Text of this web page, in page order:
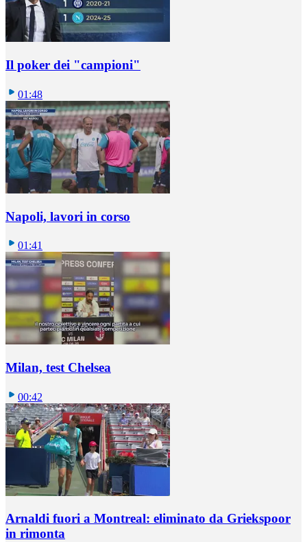
Il poker dei "campioni"
01:48
Napoli, lavori in corso
01:41
Milan, test Chelsea
00:42
Arnaldi fuori a Montreal: eliminato da Griekspoor
in rimonta